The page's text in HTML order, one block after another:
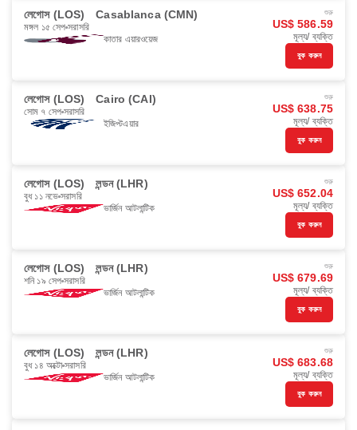
লেগোস (LOS) Casablanca (CMN)
মঙ্গল ১৫ সেপ সরাসরি
কাতার এয়ারওয়েজ
শুরু
US$ 586.59
মূল্য/ ব্যক্তি
বুক করুন
লেগোস (LOS) Cairo (CAI)
সোম ৭ সেপ সরাসরি
ইজিপ্টএয়ার
শুরু
US$ 638.75
মূল্য/ ব্যক্তি
বুক করুন
লেগোস (LOS) লন্ডন (LHR)
বুধ ১১ নভে সরাসরি
ভার্জিন আটলান্টিক
শুরু
US$ 652.04
মূল্য/ ব্যক্তি
বুক করুন
লেগোস (LOS) লন্ডন (LHR)
শনি ১৯ সেপ সরাসরি
ভার্জিন আটলান্টিক
শুরু
US$ 679.69
মূল্য/ ব্যক্তি
বুক করুন
লেগোস (LOS) লন্ডন (LHR)
বুধ ১৪ অক্টো সরাসরি
ভার্জিন আটলান্টিক
শুরু
US$ 683.68
মূল্য/ ব্যক্তি
বুক করুন